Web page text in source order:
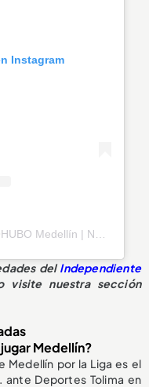
Instagram
delIndependiente
visite nuestra sección
Medellín?
Medellín por la Liga es el
ante Deportes Tolima en